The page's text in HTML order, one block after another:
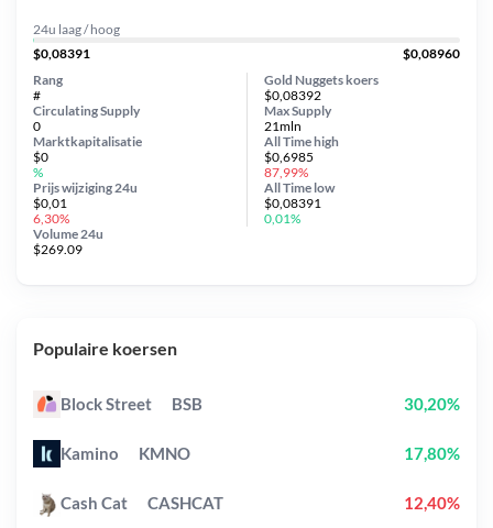
24u laag / hoog
$0,08391
$0,08960
Gold Nuggets koers
$0,08392
Circulating Supply
0
Prijs wijziging 24u
$0,01
6,30%
Max Supply
21mln
Marktkapitalisatie
$0
%
Volume 24u
$269.09
Rang
#
All Timehigh
$0,6985
87,99%
All Time low
$0,08391
0,01%
Populaire koersen
Block Street BSB 30,20%
Kamino KMNO 17,80%
Cash Cat CASHCAT 12,40%